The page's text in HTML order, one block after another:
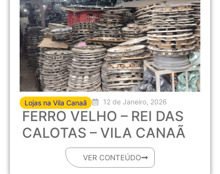
Lojas na Vila Canaã 12 de Janeiro, 2026
FERRO VELHO – REI DAS
CALOTAS – VILA CANAÃ
VER CONTEÚDO